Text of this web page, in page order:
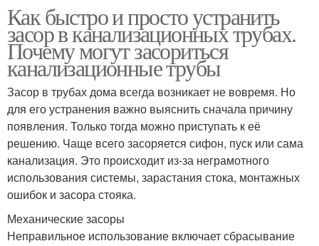
Как быстро и просто устранить
засор в канализационных трубах.
Почему могут засориться
канализационные трубы
Засор в трубах дома всегда возникает не вовремя. Но
для его устранения важно выяснить сначала причину
появления. Только тогда можно приступать к её
решению. Чаще всего засоряется сифон, пуск или сама
канализация. Это происходит из-за неграмотного
использования системы, зарастания стока, монтажных
ошибок и засора стояка.
Механические засоры
Неправильное использование включает сбрасывание